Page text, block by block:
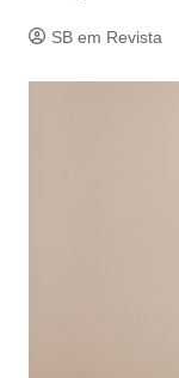
SB em Revista